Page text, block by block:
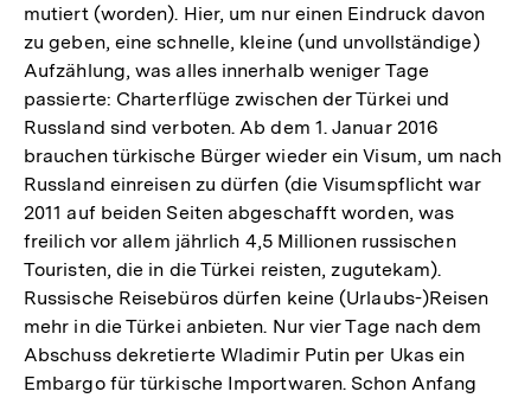
mutiert (worden). Hier, um nur einen Eindruck davon
zu geben, eine schnelle, kleine (und unvollständige)
Aufzählung, was alles innerhalb weniger Tage
passierte: Charterflüge zwischen der Türkei und
Russland sind verboten. Ab dem 1. Januar 2016
brauchen türkische Bürger wieder ein Visum, um nach
Russland einreisen zu dürfen (die Visumspflicht war
2011 auf beiden Seiten abgeschafft worden, was
freilich vor allem jährlich 4,5 Millionen russischen
Touristen, die in die Türkei reisten, zugutekam).
Russische Reisebüros dürfen keine (Urlaubs-)Reisen
mehr in die Türkei anbieten. Nur vier Tage nach dem
Abschuss dekretierte Wladimir Putin per Ukas ein
Embargo für türkische Importwaren. Schon Anfang